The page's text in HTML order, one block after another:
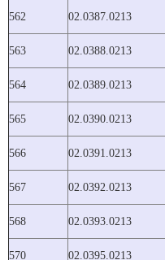
562 02.0387.0213
563 02.0388.0213
564 02.0389.0213
565 02.0390.0213
566 02.0391.0213
567 02.0392.0213
568 02.0393.0213
570 02.0395.0213